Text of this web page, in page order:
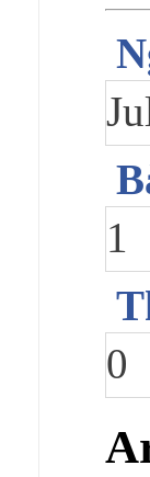
1
0